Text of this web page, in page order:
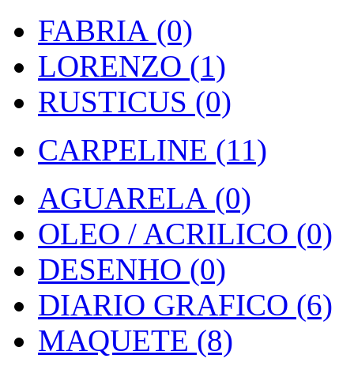
FABRIA (0)
LORENZO (1)
RUSTICUS (0)
CARPELINE (11)
AGUARELA (0)
OLEO / ACRILICO (0)
DESENHO (0)
DIARIO GRAFICO (6)
MAQUETE (8)